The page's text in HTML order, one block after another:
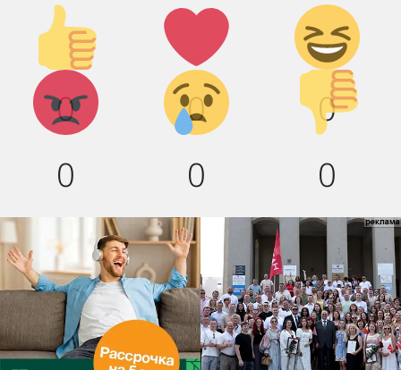
Палец
вверх!
0
Лайк!
0
Дикий
смех!
0
Агрессия!
0
Грусть :(
0
Палец
вниз!
0